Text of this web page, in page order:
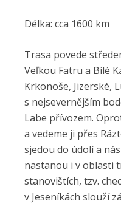
Délka: cca 1600 km
Trasa povede
Veľkou Fatru a Bílé
Krkonoše, Jizerské,
s nejsevernějším
Labe přívozem.
a vedeme ji přes
sjedou do údolí a
nastanou i v oblasti
stanovištích, tzv.
v Jeseníkách slouží